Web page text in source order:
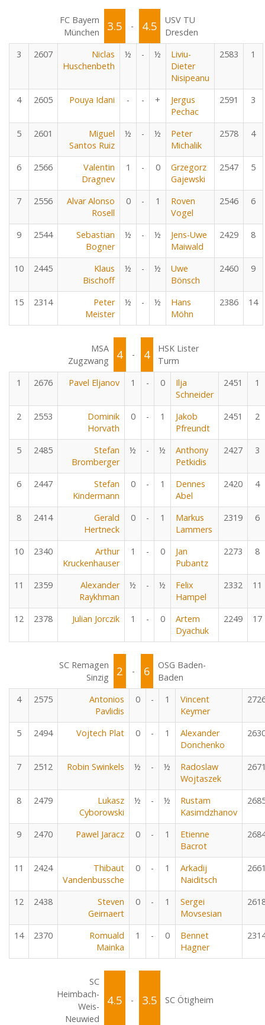
FC Bayern
München
3.5 - 4.5
USV TU
Dresden
3
2607
Niclas
Huschenbeth
½ - ½
Liviu-
Dieter
Nisipeanu
2583 1
4 2605 Pouya Idani - - +
Jergus
Pechac
2591 3
5 2601
Miguel
Santos Ruiz
½ - ½
Peter
Michalik
2578 4
6 2566
Valentin
Dragnev
1 - 0
Grzegorz
Gajewski
2547 5
7 2556
Alvar Alonso
Rosell
0 - 1
Roven
Vogel
2546 6
9 2544
Sebastian
Bogner
½ - ½
Jens-Uwe
Maiwald
2429 8
10 2445
Klaus
Bischoff
½ - ½
Uwe
Bönsch
2460 9
15 2314
Peter
Meister
½ - ½
Hans
Möhn
2386 14
MSA
Zugzwang
4 - 4
HSK Lister
Turm
1
2676 Pavel Eljanov 1 - 0
Ilja
Schneider
2451 1
2 2553
Dominik
Horvath
0 - 1
Jakob
Pfreundt
2451 2
5 2485
Stefan
Bromberger
½ - ½
Anthony
Petkidis
2427 3
6 2447
Stefan
Kindermann
0 - 1
Dennes
Abel
2420 4
8 2414
Gerald
Hertneck
0 - 1
Markus
Lammers
2319 6
10 2340
Arthur
Kruckenhauser
1 - 0
Jan
Pubantz
2273 8
11 2359
Alexander
Raykhman
½ - ½
Felix
Hampel
2332 11
12 2378 Julian Jorczik 1 - 0
Artem
Dyachuk
2249 17
SC Remagen
Sinzig
2 - 6
OSG Baden-
Baden
4
2575
Antonios
Pavlidis
0 - 1
Vincent
Keymer
5 2494 Vojtech Plat 0 - 1
Alexander
Donchenko
7 2512 Robin Swinkels ½ - ½
Radoslaw
Wojtaszek
8 2479
Lukasz
Cyborowski
½ - ½
Rustam
Kasimdzhanov
9 2470 Pawel Jaracz 0 - 1
Etienne
Bacrot
11 2424
Thibaut
Vandenbussche
0 - 1
Arkadij
Naiditsch
12 2438
Steven
Geirnaert
0 - 1
Sergei
Movsesian
14 2370
Romuald
Mainka
1 - 0
Bennet
Hagner
SC
Heimbach-
Weis-
Neuwied
4.5 - 3.5 SC Ötigheim